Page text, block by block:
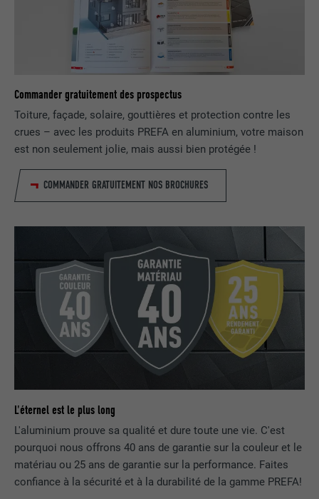
Commander gratuitement des prospectus
Toiture, façade, solaire, gouttières et protection contre les
crues – avec les produits PREFA en aluminium, votre maison
est non seulement jolie, mais aussi bien protégée !
COMMANDER GRATUITEMENT NOS BROCHURES
L'éternel est le plus long
L'aluminium prouve sa qualité et dure toute une vie. C'est
pourquoi nous offrons 40 ans de garantie sur la couleur et le
matériau ou 25 ans de garantie sur la performance. Faites
confiance à la sécurité et à la durabilité de la gamme PREFA!
FOURNISSEUR LinkedIn
UTILITÉ
plusieurs sites Internet afin d'afficher de
la publicité adaptée aux préférences de
l'utilisateur.
UTILITÉ
Utilisé par le service de réseau social
LinkedIn pour suivre l'utilisation de
services intégrés
NOM lissc
EXPIRATION 1 an
UTILITÉ
Est utilisé pour garantir que le même
attribut SameSite est disponible pour
tous les cookies dans ce navigateur